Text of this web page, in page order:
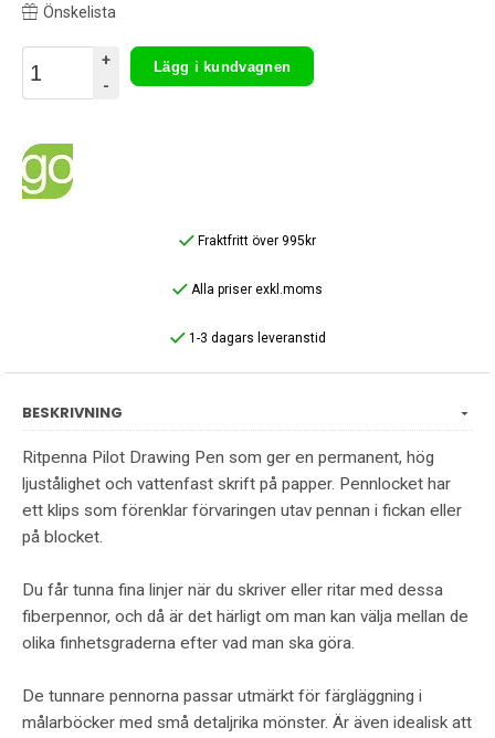
Önskelista
+
-
Lägg i kundvagnen
Fraktfritt över 995kr
Alla priser exkl.moms
1-3 dagars leveranstid
BESKRIVNING
Ritpenna Pilot Drawing Pen som ger en permanent, hög
ljustålighet och vattenfast skrift på papper. Pennlocket har
ett klips som förenklar förvaringen utav pennan i fickan eller
på blocket.
Du får tunna fina linjer när du skriver eller ritar med dessa
fiberpennor, och då är det härligt om man kan välja mellan de
olika finhetsgraderna efter vad man ska göra.
De tunnare pennorna passar utmärkt för färgläggning i
målarböcker med små detaljrika mönster. Är även idealisk att